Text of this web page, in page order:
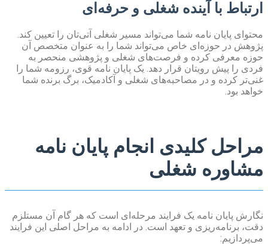
ارتباط با آینده شغلی و حرفه‌ای
محتوای پایان نامه شما می‌تواند مسیر شغلی آتی‌تان را تعیین کند.
پژوهش در حوزه‌ای خاص می‌تواند شما را به عنوان متخصص آن
حوزه معرفی کرده و فرصت‌های شغلی و پژوهشی منحصر به
فردی را پیش رویتان قرار دهد. یک پایان نامه قوی، رزومه شما را
غنی‌تر کرده و در مصاحبه‌های شغلی و آکادمیک، برگ برنده شما
خواهد بود.
مراحل کلیدی انجام پایان نامه
مشاوره شغلی
نگارش پایان نامه یک فرایند مرحله‌ای است که هر گام آن مستلزم
دقت، برنامه‌ریزی و تعهد است. در ادامه به مراحل اصلی این فرایند
می‌پردازیم: